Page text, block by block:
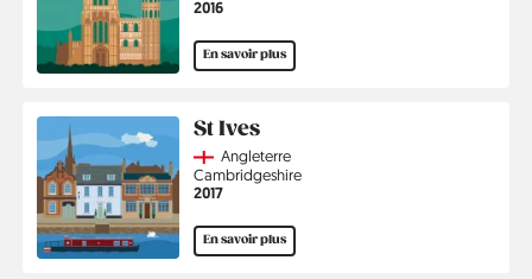
Année
2016
En savoir plus
St Ives
CountryAngleterre
Région
Cambridgeshire
Année
2017
En savoir plus